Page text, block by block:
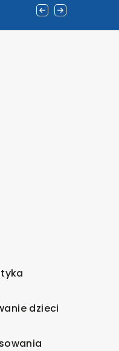
dzieci